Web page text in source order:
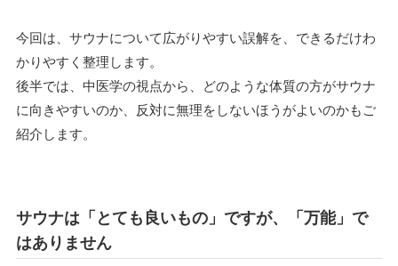
今回は、サウナについて広がりやすい誤解を、できるだけわ
かりやすく整理します。
後半では、中医学の視点から、どのような体質の方がサウナ
に向きやすいのか、反対に無理をしないほうがよいのかもご
紹介します。
サウナは「とても良いもの」ですが、「万能」で
はありません